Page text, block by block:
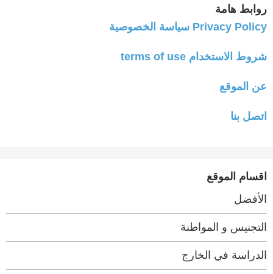
روابط هامة
Privacy Policy سياسة الخصوصية
شروط الاستخدام terms of use
عن الموقع
اتصل بنا
اقسام الموقع
الأفضل
التجنيس و المواطنة
الدراسة في الخارج